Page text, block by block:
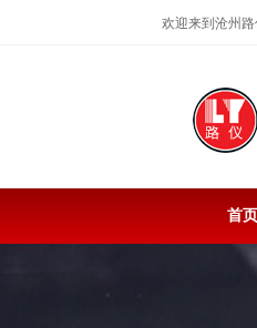
欢迎来到沧州
首页